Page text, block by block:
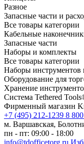
Разное
Запасные части и
Все товары категории
Кабельные
Запасные части
Наборы и комплекты
Все товары категории
Наборы
Оборудование для
Хранение
Система Tethered
Фирменный магазин
+7 (495) 212-1239 8
м. Варшавская,
пн - пт: 09:00 - 18:00
info@tdofficetorg.ru